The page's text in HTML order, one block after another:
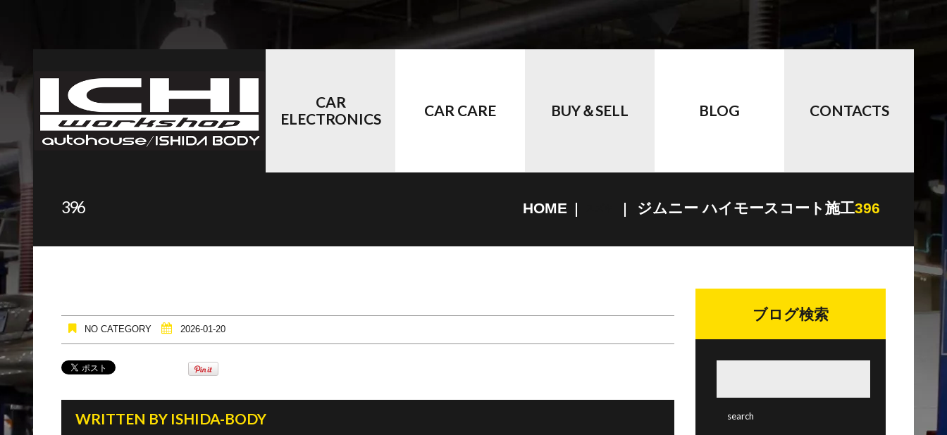
CAR
ELECTRONICS
CAR CARE BUY＆SELL BLOG CONTACTS
396 HOME ジムニー ハイモースコート施工396
NO CATEGORY 2026-01-20
WRITTEN BY ISHIDA-BODY
ブログ検索